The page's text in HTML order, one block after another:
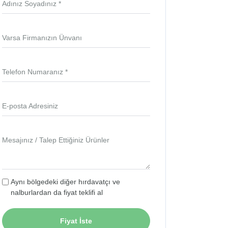
Adınız Soyadınız *
Varsa Firmanızın Ünvanı
Telefon Numaranız *
E-posta Adresiniz
Mesajınız / Talep Ettiğiniz Ürünler
Aynı bölgedeki diğer hırdavatçı ve
nalburlardan da fiyat teklifi al
Fiyat İste